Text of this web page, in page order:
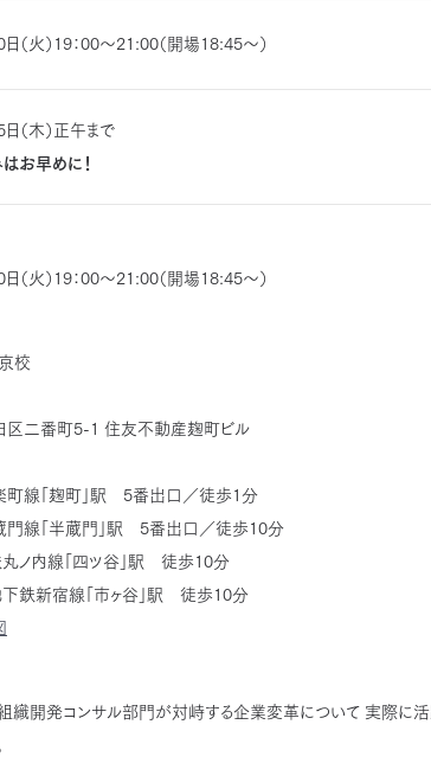
（火）19：00～21:00（開場18:45～）
（木）正午まで
お早めに！
（火）19：00～21:00（開場18:45～）
校
区二番町5-1 住友不動産麹町ビル
町線「麹町」駅 5番出口／徒歩1分
門線「半蔵門」駅 5番出口／徒歩10分
丸ノ内線「四ツ谷」駅 徒歩10分
下鉄新宿線「市ヶ谷」駅 徒歩10分
織開発コンサル部門が対峙する企業変革について 実際に活